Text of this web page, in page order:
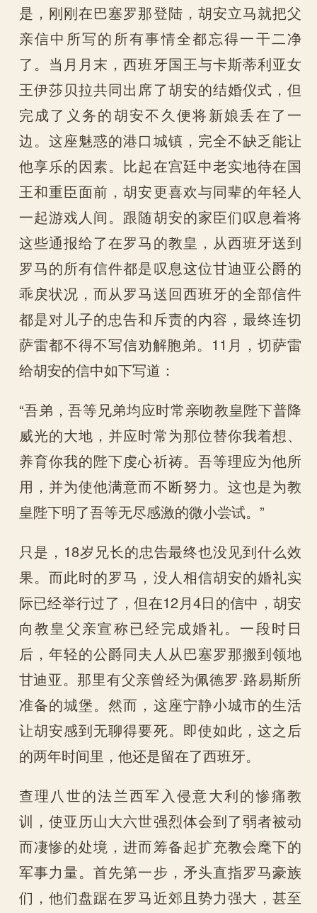
是，刚刚在巴塞罗那登陆，胡安立马就把父
亲信中所写的所有事情全都忘得一干二净
了。当月月末，西班牙国王与卡斯蒂利亚女
王伊莎贝拉共同出席了胡安的结婚仪式，但
完成了义务的胡安不久便将新娘丢在了一
边。这座魅惑的港口城镇，完全不缺乏能让
他享乐的因素。比起在宫廷中老实地待在国
王和重臣面前，胡安更喜欢与同辈的年轻人
一起游戏人间。跟随胡安的家臣们叹息着将
这些通报给了在罗马的教皇，从西班牙送到
罗马的所有信件都是叹息这位甘迪亚公爵的
乖戾状况，而从罗马送回西班牙的全部信件
都是对儿子的忠告和斥责的内容，最终连切
萨雷都不得不写信劝解胞弟。11月，切萨雷
给胡安的信中如下写道：
“吾弟，吾等兄弟均应时常亲吻教皇陛下普降
威光的大地，并应时常为那位替你我着想、
养育你我的陛下虔心祈祷。吾等理应为他所
用，并为使他满意而不断努力。这也是为教
皇陛下明了吾等无尽感激的微小尝试。”
只是，18岁兄长的忠告最终也没见到什么效
果。而此时的罗马，没人相信胡安的婚礼实
际已经举行过了，但在12月4日的信中，胡安
向教皇父亲宣称已经完成婚礼。一段时日
后，年轻的公爵同夫人从巴塞罗那搬到领地
甘迪亚。那里有父亲曾经为佩德罗·路易斯所
准备的城堡。然而，这座宁静小城市的生活
让胡安感到无聊得要死。即使如此，这之后
的两年时间里，他还是留在了西班牙。
查理八世的法兰西军入侵意大利的惨痛教
训，使亚历山大六世强烈体会到了弱者被动
而凄惨的处境，进而筹备起扩充教会麾下的
军事力量。首先第一步，矛头直指罗马豪族
们，他们盘踞在罗马近郊且势力强大，甚至